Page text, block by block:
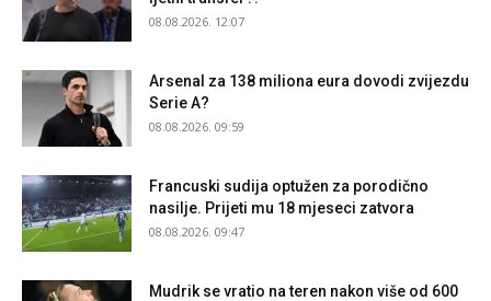
08.08.2026. 12:07
Arsenal za 138 miliona eura dovodi zvijezdu
Serie A?
08.08.2026. 09:59
Francuski sudija optužen za porodično
nasilje. Prijeti mu 18 mjeseci zatvora
08.08.2026. 09:47
Mudrik se vratio na teren nakon više od 600